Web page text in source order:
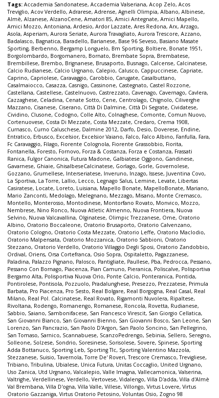
Tags: Accademia Sandonatese, Accademia Valseriana, Acop Zelo, Acos
Treviglio, Acov Verdello, Adrarese, Adrense, Agnelli Olimpia, Albano, Albinese,
Almè, Alzanese, AlzanoCene, Amatori 85, Amici Antegnate, Amici Mapello,
Amici Mozzo, Antoniana, Ardesio, Ardor Lazzate, Ares Redona, Arx, Arzago,
Asola, Asperiam, Aurora Seriate, Aurora Travagliato, Aurora Trescore, Azzano,
Badalasco, Bagnatica, Baradello, Barianese, Base 96 Seveso, Basiano Masate
Sporting, Berbenno, Bergamp Longuelo, Bm Sporting, Boltiere, Bonate 1951,
Borgolombardo, Borgomanero, Bornato, Brembate Sopra, Brembatese,
Brembillese, Brembo, Brignanese, Brusaporto, Busnago, Calcense, Calcinatese,
Calcio Rudianese, Calcio Urgnano, Calepio, Calusco, Cappuccinese, Capriate,
Caprino, Capriolese, Caravaggio, Carobbio, Carugate, Casalbuttano,
Casalmaiocco, Casazza, Casnigo, Cassinone, Castegnato, Castel Rozzone,
Castellana, Castellese, Castelnuovo, Castrezzato, Cavenago, Cavernago, Cavlera,
Cazzaghese, Celadina, Cenate Sotto, Cene, Centrolago, Chignolo, Ciliverghe
Mazzano, Cisanese, Ciserano, Città Di Dalmine, Città Di Segrate, Cividatese,
Cividino, Clusone, Codogno, Colle Alto, Colnaghese, Comonte, Comun Nuovo,
Cortenuovese, Costa Di Mezzate, Costa Mezzate, Credaro, Crema 1908,
Curnasco, Curno Caluschese, Dalmine 2012, Darfo, Desio, Doverese, Endine,
Entratico, Erbusco, Excelsior, Excelsior Vaiano, Falco, Falco Albino, Fanfulla, Fara,
Fc Caravaggio, Filago, Fiorente Colognola, Fiorente Grassobbio, Fiorita,
Fontanella, Foresto, Fornovo, Forza & Costanza, Forza e Costanza, Frassati
Ranica, Fulgor Canonica, Futura Madone, Galbiatese Oggiono, Gandinese,
Gavarnese, Ghiaie, GhisalbeseCalcinatese, Gorlago, Gorle, Governolese,
Gozzano, Grumellese, Interseriatese, Inveruno, Inzago, Issese, Juventina Covo,
La Sportiva, La Torre, Lallio, Lecco, Legnago Salus, Lemine, Levate, Libertas
Casiratese, Locate, Loreto, Luisiana, Mapello Bonate, MapelloBonate, Mariano,
Mario Zanconti, Medolago, Melegnano, Mezzago, Misano, Monte Cremasco,
Montello, Monterosso, Montodinese, Montorfano Rovato, Monvico, Mozzo,
Nembrese, Nino Ronco, Nuova Atletic Almenno, Nuova Frontiera, Nuova
Selvino, Nuova Valcavallina, Olginatese, Olimpic Trezzanese, Ome, Oratorio
Albino, Oratorio Boccaleone, Oratorio Brusaporto, Oratorio Calvenzano,
Oratorio Cologno, Oratorio Costa Mezzate, Oratorio Leffe, Oratorio Maclodio,
Oratorio Malpensata, Oratorio Mozzanica, Oratorio Sabbioni, Oratorio
Stezzano, Oratorio Verdello, Oratorio Villaggio Degli Sposi, Oratorio Zandobbio,
Ordival, Oriens, Orsa Cortefranca, Osio Sopra, Ospitaletto, Pagazzanese,
Paladina, Palazzo Pignano, Palosco, Pantigliate, Paullese, Pba, Pedrocca, Pessano,
Pessano Con Bornago, Piacenza, Pian Camuno, Pieranica, Poliscalve, Polisportiva
Bergamo Alta, Polisportiva Nuova Orio, Ponte Calcio, Ponteranica, Pontida,
Pontirolese, Pontisola, Pozzuolo, Pradalunghese, Presezzo, Prezzatese, Primula
Barbata, Pro Piacenza, Pro Sesto, Real Bolgare, Real Borgogna, Real Casal, Real
Milano, Real Pol. Calcinatese, Real Rovato, Rigamonti Nuvolera, Ripaltese,
Rivoltana, Rodengo, Romanengo, Romanese, Roncola, Rovetta, Rudianese,
Sabbio, Saiano, Sambonifacese, San Francesco Virescit, San Giorgio Cellatica,
San Giovanni Bianco, San Giovanni Bienno, San Giovanni Bosco, San Leone, San
Lorenzo, San Pancrazio, San Paolo D'Argon, San Paolo Soncino, San Pellegrino,
San Tomaso, Sarnico, Scannabuese, ScanzoPedrengo, Sebinia, Sellero, Seregno,
Solleone, Solzese, Sondrio, Soresinese, Sorisolese, Sovere, Spinese, Sporting
Adda Bottanuco, Sporting Leb, Sporting Tlc, Sporting Valentino Mazzola,
Stezzanese, Suisio,Tavernola,Torre De' Roveri,Trescore Cremasco,Trevigliese,
Tribiano,Tribulina, Ubialese, Unica Futura, Unitas Coccaglio, United Urgnano,
Uso Zanica, Utd Urgnano, Valcalepio, Valle Imagna, Vallecamonica, Valserina,
Valtrighe, Verdellinese, Verdello, Vertovese, Vidalengo, Villa D'adda, Villa d'Almè
Val Brembana, Villa D'ogna, Villa Valle, Villese, Villongo, Virtus Lovere, Virtus
Oratorio Gazzaniga, Virtus Oratorio Petosino, Voluntas Osio, Zogno 98